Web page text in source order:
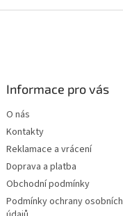
Informace pro vás
O nás
Kontakty
Reklamace a vrácení
Doprava a platba
Obchodní podmínky
Podmínky ochrany osobních